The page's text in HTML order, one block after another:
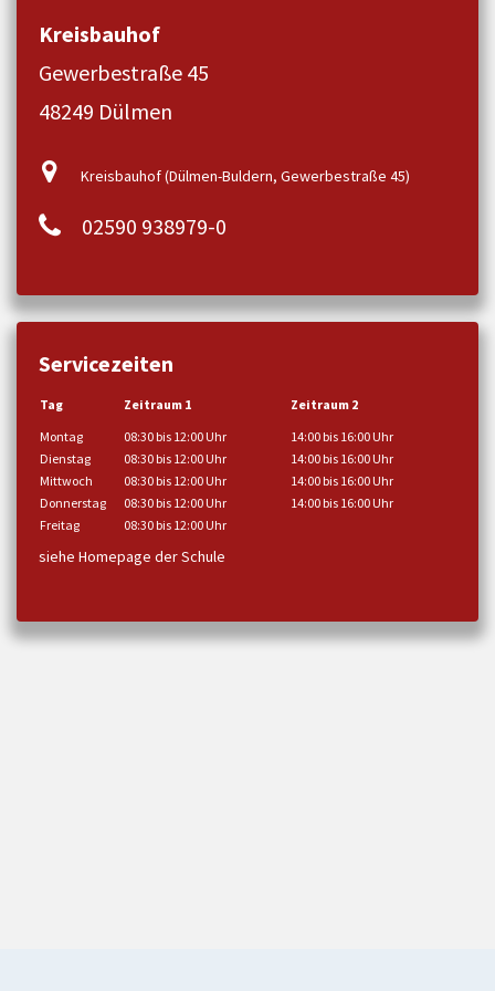
Kreisbauhof
Gewerbestraße 45
48249 Dülmen
Kreisbauhof (Dülmen-Buldern, Gewerbestraße 45)
02590 938979-0
Servicezeiten
Tag Zeitraum 1
Zeitraum 2
Montag
08:30 bis 12:00 Uhr
14:00 bis 16:00 Uhr
Dienstag
08:30 bis 12:00 Uhr
14:00 bis 16:00 Uhr
Mittwoch
08:30 bis 12:00 Uhr
14:00 bis 16:00 Uhr
Donnerstag
08:30 bis 12:00 Uhr
14:00 bis 16:00 Uhr
Freitag
08:30 bis 12:00 Uhr
siehe Homepage der Schule